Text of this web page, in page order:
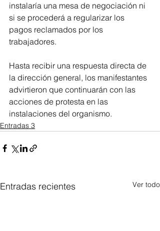
instalaría una mesa de negociación ni
si se procederá a regularizar los
pagos reclamados por los
trabajadores.
Hasta recibir una respuesta directa de
la dirección general, los manifestantes
advirtieron que continuarán con las
acciones de protesta en las
instalaciones del organismo.
Entradas 3
Entradas recientes Ver todo